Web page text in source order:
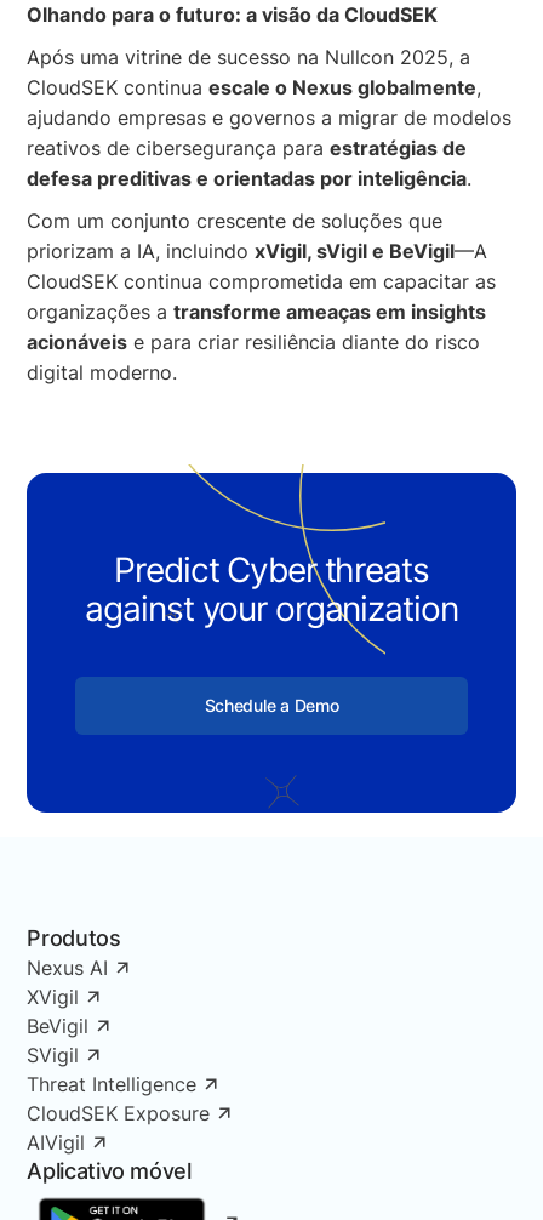
Olhando para o futuro: a visão da CloudSEK
Após uma vitrine de sucesso na Nullcon 2025, a
CloudSEK continuaescale o Nexus globalmente,
ajudando empresas e governos a migrar de modelos
reativos de cibersegurança paraestratégias de
defesa preditivas e orientadas por inteligência.
Com um conjunto crescente de soluções que
priorizam a IA, incluindoxVigil, sVigil e BeVigil—A
CloudSEK continua comprometida em capacitar as
organizações atransforme ameaças em insights
acionáveis e para criar resiliência diante do risco
digital moderno.
Predict Cyber threats
against your organization
Schedule a Demo
Produtos
Nexus AI
XVigil
BeVigil
SVigil
Threat Intelligence
CloudSEK Exposure
AIVigil
Aplicativo móvel